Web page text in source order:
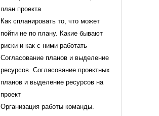
план проекта
Как спланировать то, что может
пойти не по плану. Какие бывают
риски и как с ними работать
Согласование планов и выделение
ресурсов. Согласование проектных
планов и выделение ресурсов на
проект
Организация работы команды.